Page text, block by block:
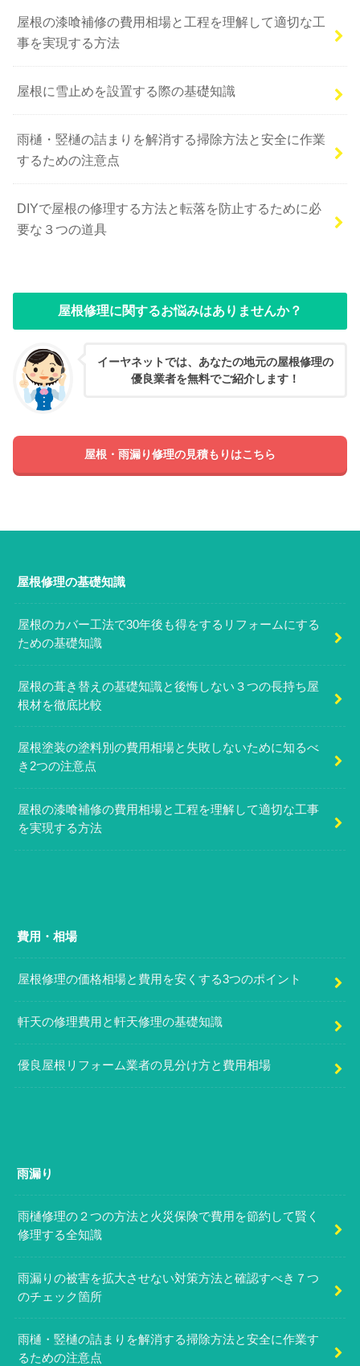
屋根の漆喰補修の費用相場と工程を理解して適切な工
事を実現する方法
屋根に雪止めを設置する際の基礎知識
雨樋・竪樋の詰まりを解消する掃除方法と安全に作業
するための注意点
DIYで屋根の修理する方法と転落を防止するために必
要な３つの道具
屋根修理に関するお悩みはありませんか？
イーヤネットでは、あなたの地元の屋根修理の
優良業者を無料でご紹介します！
屋根・雨漏り修理の見積もりはこちら
屋根修理の基礎知識
屋根のカバー工法で30年後も得をするリフォームにする
ための基礎知識
屋根の葺き替えの基礎知識と後悔しない３つの長持ち屋
根材を徹底比較
屋根塗装の塗料別の費用相場と失敗しないために知るべ
き2つの注意点
屋根の漆喰補修の費用相場と工程を理解して適切な工事
を実現する方法
費用・相場
屋根修理の価格相場と費用を安くする3つのポイント
軒天の修理費用と軒天修理の基礎知識
優良屋根リフォーム業者の見分け方と費用相場
雨漏り
雨樋修理の２つの方法と火災保険で費用を節約して賢く
修理する全知識
雨漏りの被害を拡大させない対策方法と確認すべき７つ
のチェック箇所
雨樋・竪樋の詰まりを解消する掃除方法と安全に作業す
るための注意点